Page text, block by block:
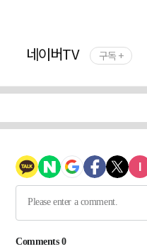
네이버TV 구독 +